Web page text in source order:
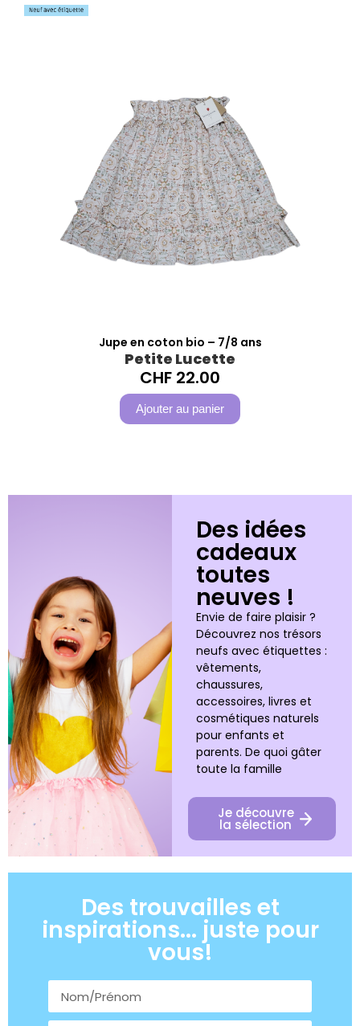
Jupe en coton bio – 7/8 ans
Petite Lucette
CHF 22.00
Ajouter au panier
Des idées
cadeaux
toutes
neuves !
Envie de faire plaisir ?
Découvrez nos trésors
neufs avec étiquettes :
vêtements,
chaussures,
accessoires, livres et
cosmétiques naturels
pour enfants et
parents. De quoi gâter
toute la famille
Je découvre
la sélection
Des trouvailles et
inspirations... juste pour
vous!